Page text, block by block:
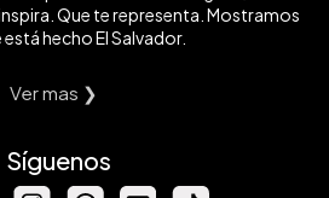
Que te representa. Mostramos
hecho El Salvador.
Ver mas ❯
Síguenos